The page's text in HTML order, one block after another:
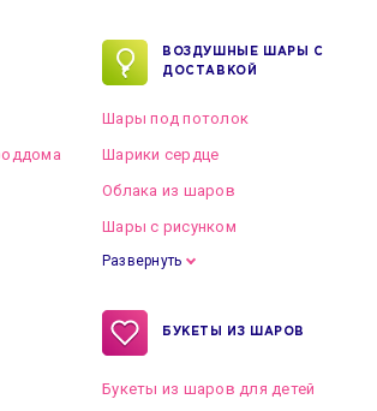
ВОЗДУШНЫЕ ШАРЫ С
ДОСТАВКОЙ
Шары под потолок
Шарики сердце
Облака из шаров
Шары с рисунком
Развернуть
БУКЕТЫ ИЗ ШАРОВ
Букеты из шаров для детей